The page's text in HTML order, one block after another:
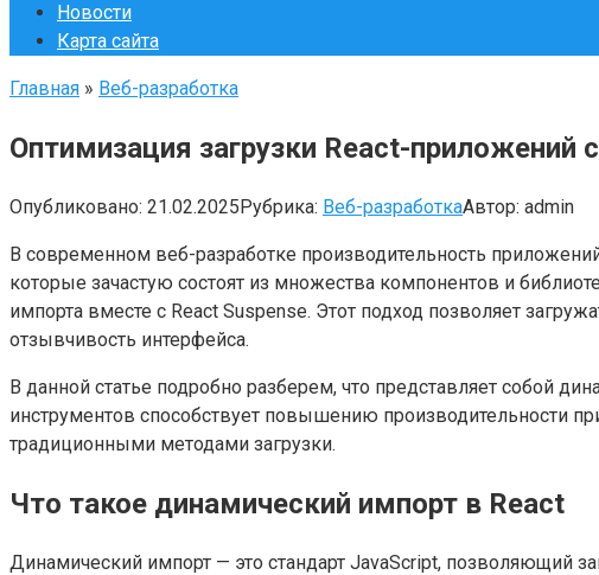
Новости
Карта сайта
Главная » Веб-разработка
Оптимизация загрузки React-
Опубликовано: 21.02.2025Рубрика: Веб-разработкаАвтор: admin
В современном веб-разработке производительность
которые зачастую состоят из множества компонентов и
импорта вместе с React Suspense. Этот подход позволяет
отзывчивость интерфейса.
В данной статье подробно разберем, что представляет собой
инструментов способствует повышению производительности
традиционными методами загрузки.
Что такое динамический импорт в React
Динамический импорт — это стандарт JavaScript, позволяющий